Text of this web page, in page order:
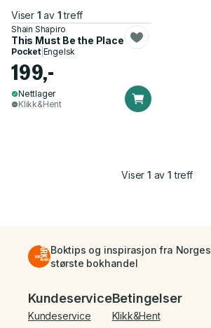
Viser 1 av 1 treff
Shain Shapiro
This Must Be the Place
Pocket| Engelsk
199,-
Nettlager
Klikk&Hent
Viser1 av 1 treff
Boktips og inspirasjon fra Norges
største bokhandel
Bunnmeny
Kundeservice
Kundeservice
Betingelser
Klikk&Hent